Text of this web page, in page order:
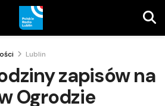
Lublin
zapisów na
Ogrodzie